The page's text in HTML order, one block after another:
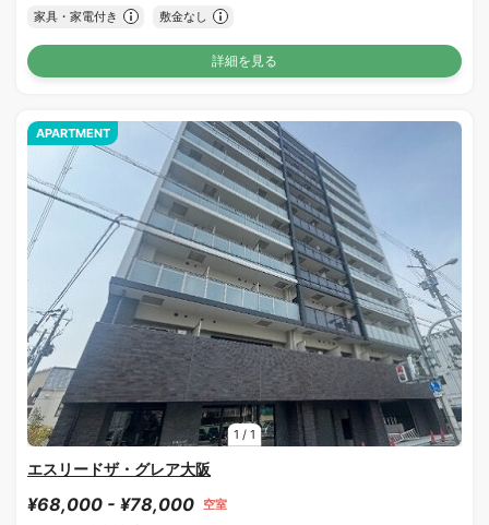
家具・家電付き 敷金なし
詳細を見る
1 / 1
APARTMENT
エスリードザ・グレア大阪
¥68,000 - ¥78,000 空室